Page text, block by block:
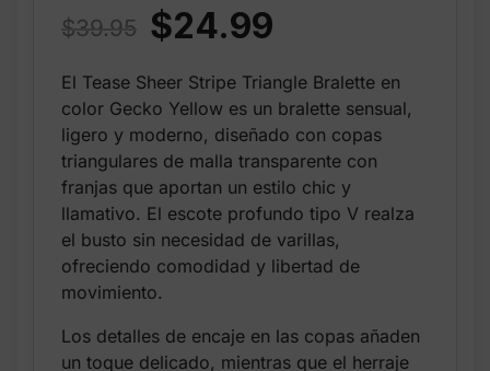
$39.95 Original
was:
$39.95.
$24.99
is:
$24.99.
El Tease Sheer Stripe Triangle Bralette en
color Gecko Yellow es un bralette sensual,
ligero y moderno, diseñado con copas
triangulares de malla transparente con
franjas que aportan un estilo chic y
llamativo. El escote profundo tipo V realza
el busto sin necesidad de varillas,
ofreciendo comodidad y libertad de
movimiento.
Los detalles de encaje en las copas añaden
un toque delicado, mientras que el herraje